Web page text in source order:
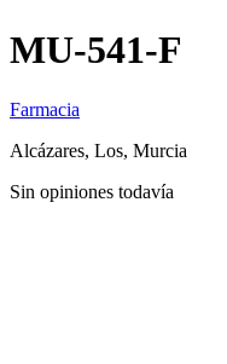
MU-541-F
Farmacia
Alcázares, Los, Murcia
Sin opiniones todavía